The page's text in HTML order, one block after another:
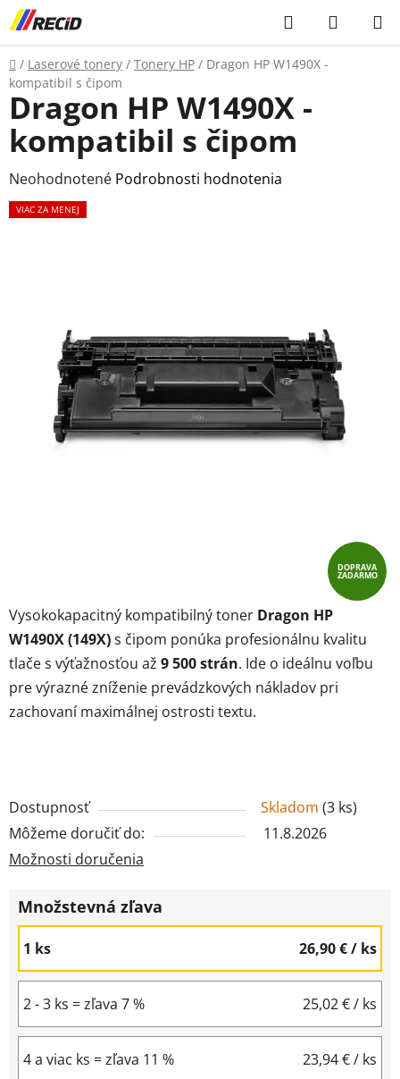
Prejsť
na
obsah
Hľadať
KOŠÍK
Domov
/ Laserové tonery / Tonery HP / Dragon HP W1490X -
kompatibil s čipom
Vysokokapacitný kompatibilný toner Dragon HP
W1490X (149X)s čipom ponúka profesionálnu kvalitu
tlače s výťažnosťou až 9 500 strán. Ide o ideálnu voľbu
pre výrazné zníženie prevádzkových nákladov pri
zachovaní maximálnej ostrosti textu.
Dostupnosť Skladom (3 ks)
Môžeme doručiť do:
11.8.2026
Možnosti doručenia
Množstevná zľava
1 ks 26,90 €/ ks
2 - 3 ks = zľava 7 % 25,02 €/ ks
4 a viac ks = zľava 11 % 23,94 €/ ks
Dragon HP W1490X -
kompatibil s čipom
Priemerné
hodnotenie
hviezdičiek.
Neohodnotené Podrobnosti hodnotenia
VIAC ZA MENEJ
DOPRAVA
ZADARMO